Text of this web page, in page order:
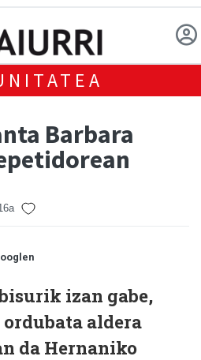
Barbara
izan gabe,
aldera
da Hernaniko